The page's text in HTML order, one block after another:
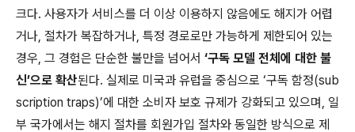
크다. 사용자가 서비스를 더 이상 이용하지 않음에도 해지가 어렵
거나, 절차가 복잡하거나, 특정 경로로만 가능하게 제한되어 있는
경우, 그 경험은 단순한 불만을 넘어서 ‘구독 모델 전체에 대한 불
신’으로 확산된다. 실제로 미국과 유럽을 중심으로 ‘구독 함정(sub
scription traps)’에 대한 소비자 보호 규제가 강화되고 있으며, 일
부 국가에서는 해지 절차를 회원가입 절차와 동일한 방식으로 제